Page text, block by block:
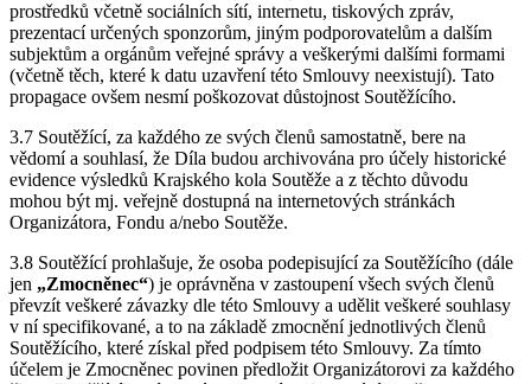
prostředků včetně sociálních sítí, internetu, tiskových zpráv,
prezentací určených sponzorům, jiným podporovatelům a dalším
subjektům a orgánům veřejné správy a veškerými dalšími formami
(včetně těch, které k datu uzavření této Smlouvy neexistují). Tato
propagace ovšem nesmí poškozovat důstojnost Soutěžícího.
3.7 Soutěžící, za každého ze svých členů samostatně, bere na
vědomí a souhlasí, že Díla budou archivována pro účely historické
evidence výsledků Krajského kola Soutěže a z těchto důvodu
mohou být mj. veřejně dostupná na internetových stránkách
Organizátora, Fondu a/nebo Soutěže.
3.8 Soutěžící prohlašuje, že osoba podepisující za Soutěžícího (dále
jen „Zmocněnec“) je oprávněna v zastoupení všech svých členů
převzít veškeré závazky dle této Smlouvy a udělit veškeré souhlasy
v ní specifikované, a to na základě zmocnění jednotlivých členů
Soutěžícího, které získal před podpisem této Smlouvy. Za tímto
účelem je Zmocněnec povinen předložit Organizátorovi za každého